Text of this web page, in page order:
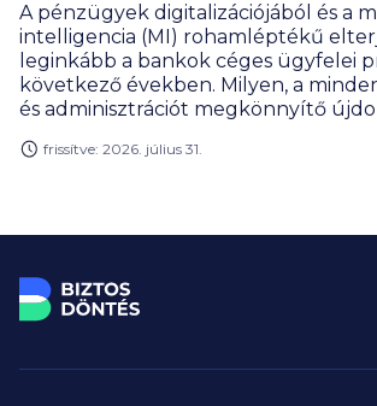
A pénzügyek digitalizációjából és a
intelligencia (MI) rohamléptékű
leginkább a bankok céges ügyfelei
következő években. Milyen, a
és adminisztrációt megkönnyítő
BiztosDöntés.hu szakértője, merre
évtized végére.
frissítve: 2026. július 31.